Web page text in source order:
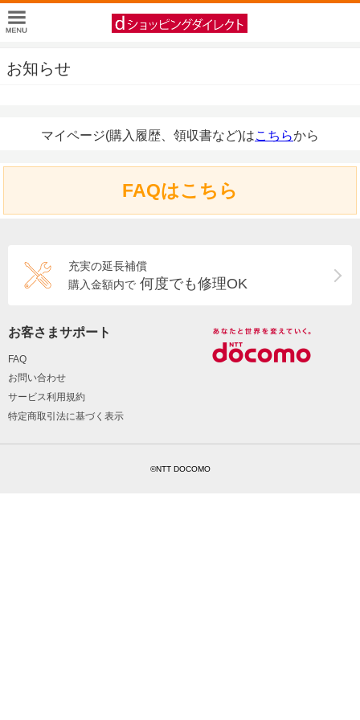
お知らせ
マイページ(購入履歴、領収書など)はこちらから
FAQはこちら
充実の延長補償
購入金額内で 何度でも修理OK
お客さまサポート
FAQ
お問い合わせ
サービス利用規約
特定商取引法に基づく表示
©NTT DOCOMO